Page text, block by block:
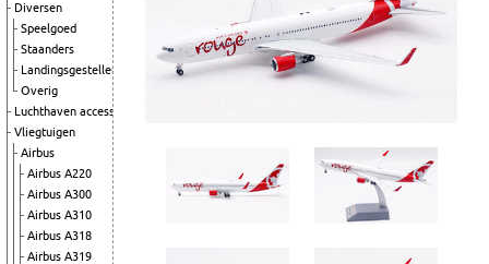
Diversen
Speelgoed
Staanders
Landingsgestellen
Overig
Luchthaven accessoires
Vliegtuigen
Airbus
Airbus A220
Airbus A300
Airbus A310
Airbus A318
Airbus A319